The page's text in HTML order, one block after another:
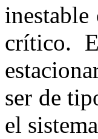
crítico.
ser de
el